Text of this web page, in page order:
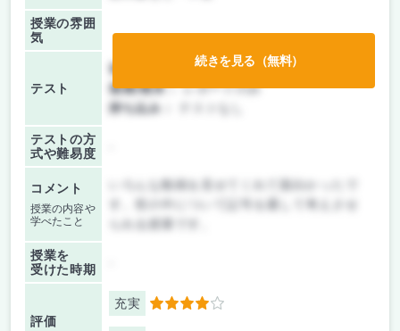
授業の雰囲
気
テスト
前期/中間：
レポートのみ
後期/期末：レポートのみ
持ち込み：
テストの方
式や難易度
コメント
授業の内容や
学べたこと
授業を
受けた時期
評価
充実 4
続きを見る（無料）